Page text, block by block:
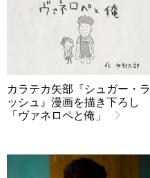
カラテカ矢部『シュガー・ラ
ッシュ』漫画を描き下ろし
「ヴァネロペと俺」